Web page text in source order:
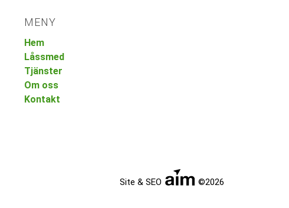
MENY
Hem
Låssmed
Tjänster
Om oss
Kontakt
Site & SEO ©2026